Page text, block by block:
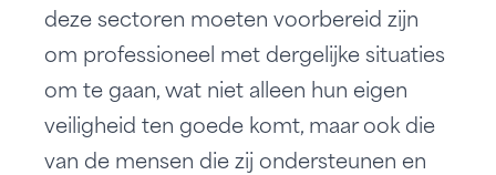
deze sectoren moeten voorbereid zijn
om professioneel met dergelijke situaties
om te gaan, wat niet alleen hun eigen
veiligheid ten goede komt, maar ook die
van de mensen die zij ondersteunen en